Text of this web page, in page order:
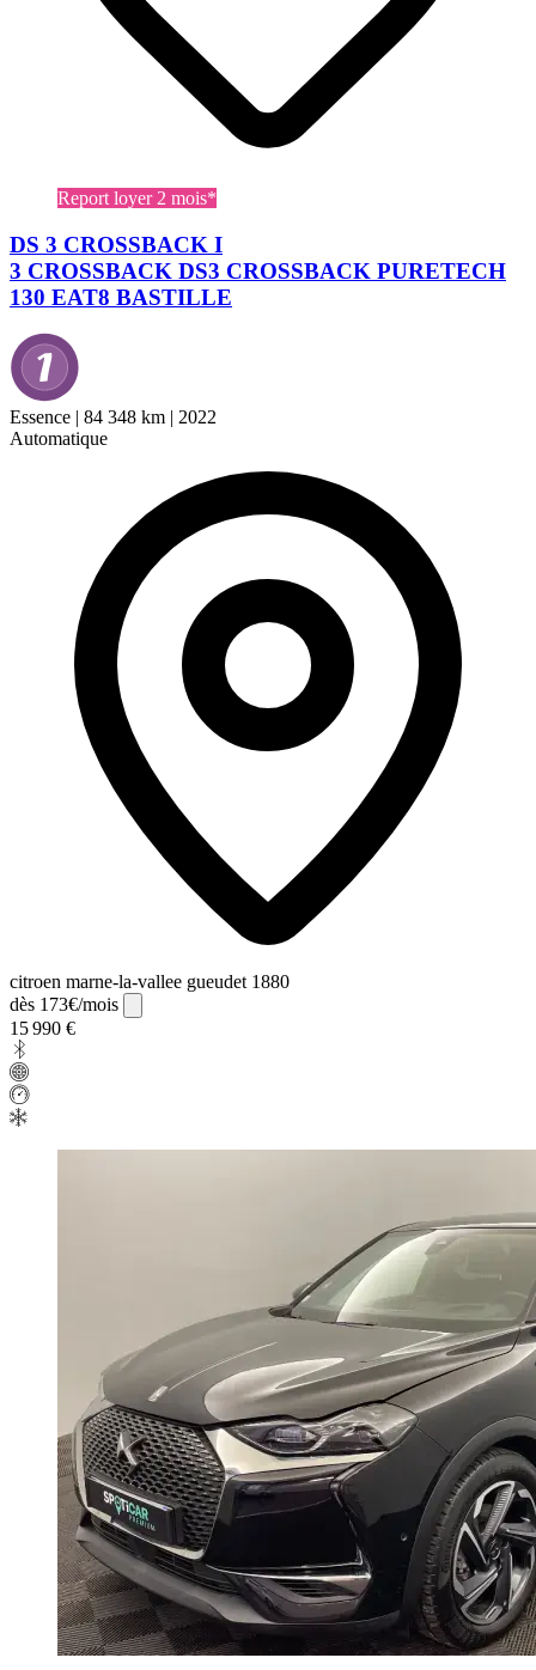
Report loyer 2 mois*
DS 3 CROSSBACK I
3 CROSSBACK DS3 CROSSBACK PURETECH
130 EAT8 BASTILLE
Essence | 84 348 km | 2022
Automatique
citroen marne-la-vallee gueudet 1880
dès 173€/mois
15 990 €